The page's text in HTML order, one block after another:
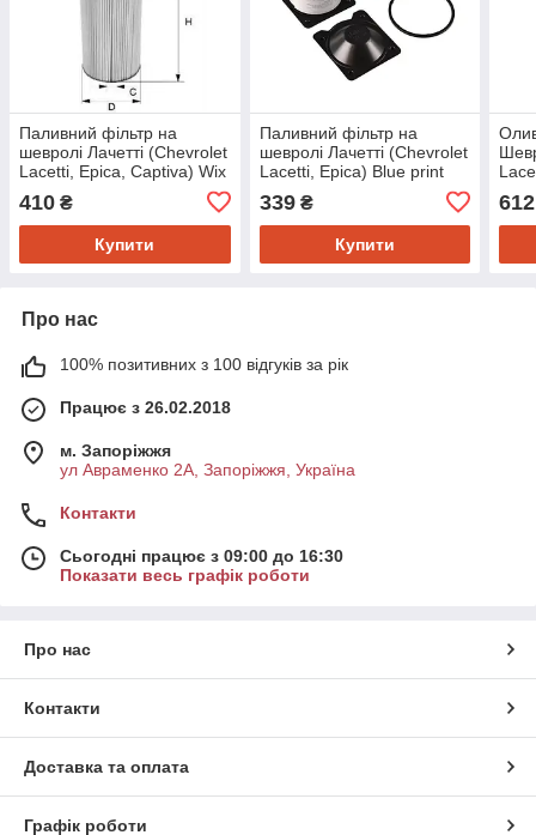
Паливний фільтр на
шевролі Лачетті (Chevrolet
Lacetti, Epica, Captiva) Wix
410 ₴
Купити
Паливний фільтр на
шевролі Лачетті (Chevrolet
Lacetti, Epica) Blue print
339₴
Купити
612
Про нас
100% позитивних з 100 відгуків за рік
Працює з 26.02.2018
м. Запоріжжя
ул Авраменко 2А, Запоріжжя, Україна
Контакти
Сьогодні працює з 09:00 до 16:30
Показати весь графік роботи
Про нас
Контакти
Доставка та оплата
Графік роботи